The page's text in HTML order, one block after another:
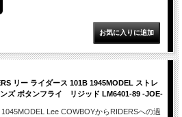
リー ライダース 101B 1945MODEL ストレ
ズ ボタンフライ リジッド LM6401-89 -JOE-
1045MODEL Lee COWBOYからRIDERSへの過